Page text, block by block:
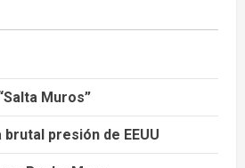
Muros”
presión de EEUU